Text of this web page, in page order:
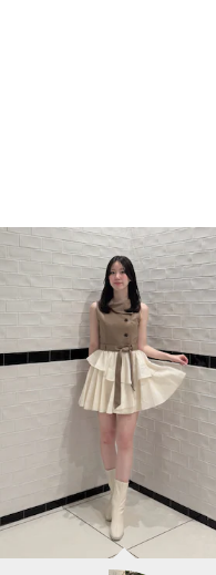
EMODA
与口令央奈/160cm